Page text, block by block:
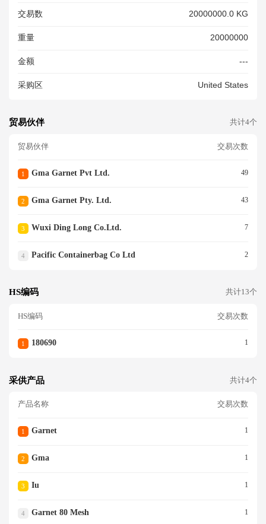
交易数 20000000.0 KG
重量 20000000
金额 ---
采购区 United States
贸易伙伴 共计4个
贸易伙伴 交易次数
1 Gma Garnet Pvt Ltd. 49
2 Gma Garnet Pty. Ltd. 43
3 Wuxi Ding Long Co.ltd. 7
4 Pacific Containerbag Co Ltd 2
HS编码 共计13个
HS编码 交易次数
1 180690 1
采供产品 共计4个
产品名称 交易次数
1 Garnet 1
2 Gma 1
3 Iu 1
4 Garnet 80 Mesh 1